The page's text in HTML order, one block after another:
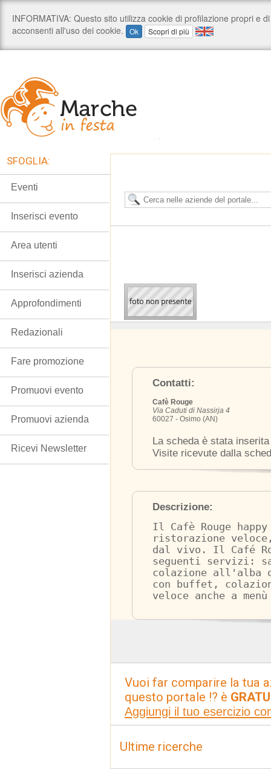
Contatti:
Cafè Rouge
Via Caduti di Nassirja 4
60027 - Osimo (AN)
La scheda è stata
Visite ricevute dalla
Descrizione:
Il Cafè Rouge
ristorazione
dal vivo. Il Café
seguenti servizi:
colazione all'alba
con buffet,
veloce anche a
Vuoi far comparire la tua
questo portale !? è
Aggiungi il tuo esercizio
Ultime ricerche
SFOGLIA:
Eventi
Inserisci evento
Area utenti
Inserisci azienda
Approfondimenti
Redazionali
Fare promozione
Promuovi evento
Promuovi azienda
Ricevi Newsletter